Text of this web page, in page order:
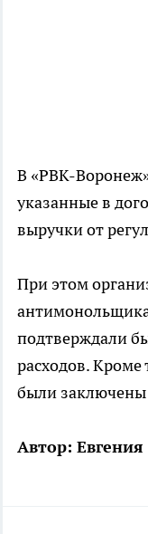
В «РВК-Воронеж»
указанные в
выручки от
При этом
подтверждали
расходов. Кроме
были заключены
Автор: